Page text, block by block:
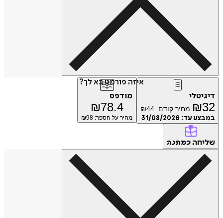
איזה פורמט בא לך?
דיגיטלי
₪32 מחיר קודם: ₪44
במבצע עד: 31/08/2026
מודפס
₪78.4
מחיר על הספר: ₪ 98
שליחה כמתנה